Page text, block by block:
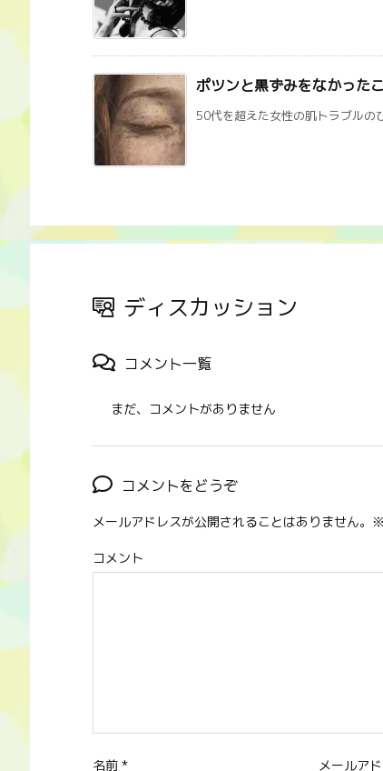
ポツンと黒ずみをなかった
50代を超えた女性の肌トラブルの
ディスカッション
コメント一覧
まだ、コメントがありません
コメントをどうぞ
メールアドレスが公開されることはありません。 ※
コメント
名前 * メールア